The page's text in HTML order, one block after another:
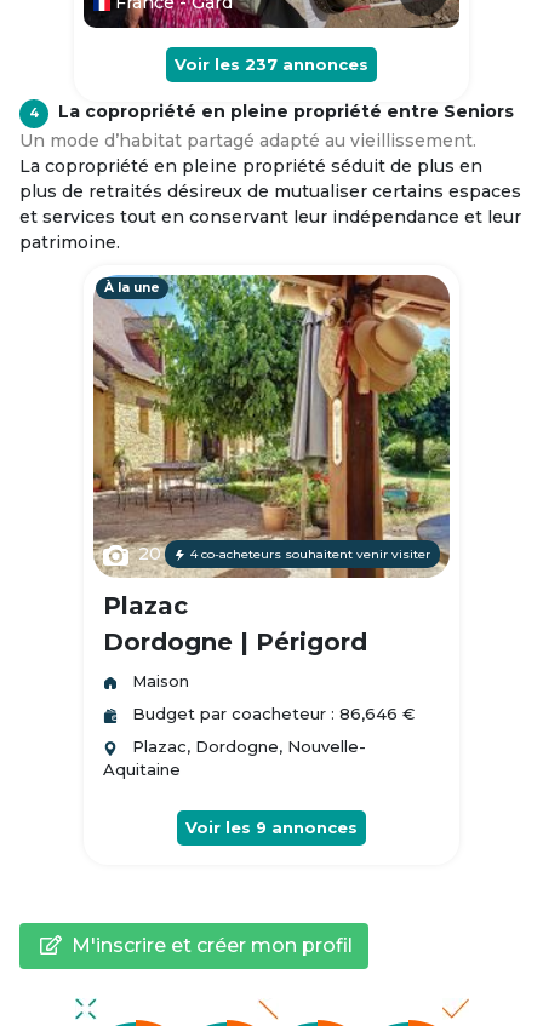
Voir les 237 annonces
4
La copropriété en pleine propriété entre Seniors
Un mode d’habitat partagé adapté au vieillissement.
La copropriété en pleine propriété séduit de plus en
plus de retraités désireux de mutualiser certains espaces
et services tout en conservant leur indépendance et leur
patrimoine.
À la une
20 4 co-acheteurs souhaitent venir visiter
Plazac
Dordogne | Périgord
Maison
Budget par coacheteur : 86,646 €
Plazac, Dordogne, Nouvelle-
Aquitaine
Voir les 9 annonces
M'inscrire et créer mon profil